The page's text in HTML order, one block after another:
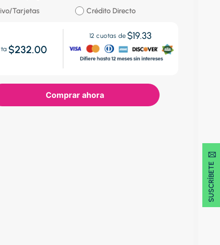
SUSCRÍBETE 🖂
Tarjetas
Crédito Directo
$232.00
12 cuotas de $19.33
Comprar ahora